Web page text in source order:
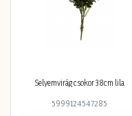
Selyemvirág csokor 38cm lila
5999124547285